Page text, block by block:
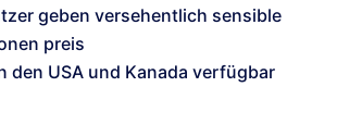
geben versehentlich sensible
preis
den USA und Kanada verfügbar